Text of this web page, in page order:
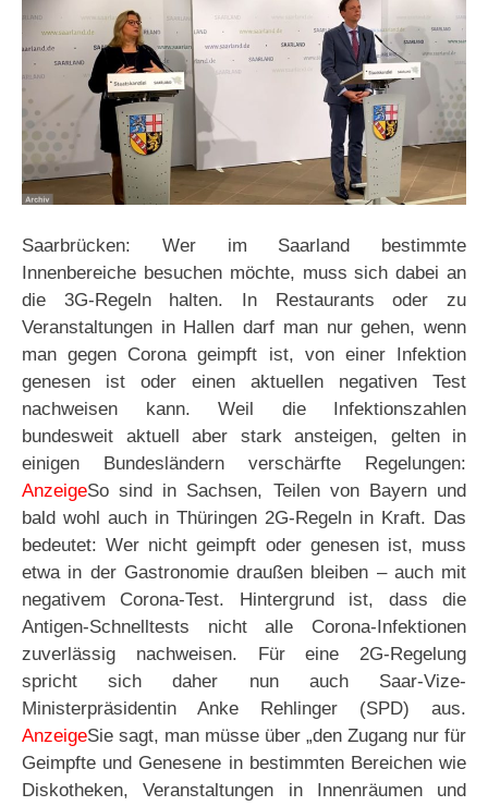
Saarbrücken: Wer im Saarland bestimmte
Innenbereiche besuchen möchte, muss sich dabei an
die 3G-Regeln halten. In Restaurants oder zu
Veranstaltungen in Hallen darf man nur gehen, wenn
man gegen Corona geimpft ist, von einer Infektion
genesen ist oder einen aktuellen negativen Test
nachweisen kann. Weil die Infektionszahlen
bundesweit aktuell aber stark ansteigen, gelten in
einigen Bundesländern verschärfte Regelungen:
AnzeigeSo sind in Sachsen, Teilen von Bayern und
bald wohl auch in Thüringen 2G-Regeln in Kraft. Das
bedeutet: Wer nicht geimpft oder genesen ist, muss
etwa in der Gastronomie draußen bleiben – auch mit
negativem Corona-Test. Hintergrund ist, dass die
Antigen-Schnelltests nicht alle Corona-Infektionen
zuverlässig nachweisen. Für eine 2G-Regelung
spricht sich daher nun auch Saar-Vize-
Ministerpräsidentin Anke Rehlinger (SPD) aus.
AnzeigeSie sagt, man müsse über „den Zugang nur für
Geimpfte und Genesene in bestimmten Bereichen wie
Diskotheken, Veranstaltungen in Innenräumen und